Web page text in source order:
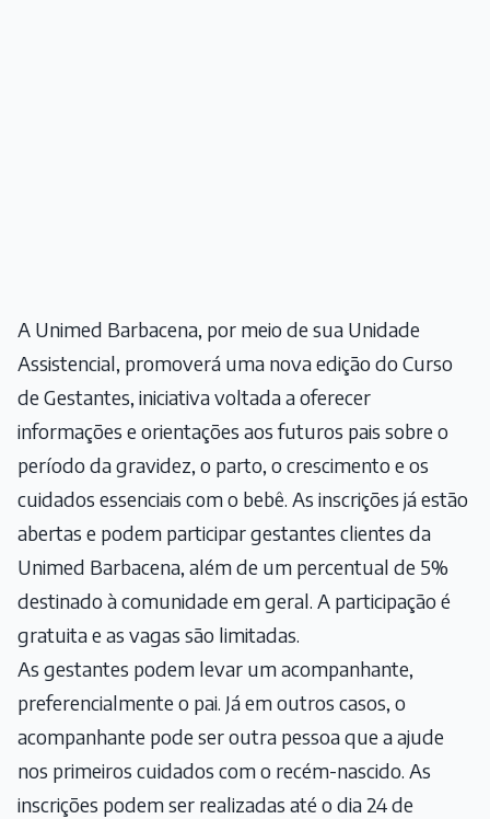
A Unimed Barbacena, por meio de sua Unidade
Assistencial, promoverá uma nova edição do Curso
de Gestantes, iniciativa voltada a oferecer
informações e orientações aos futuros pais sobre o
período da gravidez, o parto, o crescimento e os
cuidados essenciais com o bebê. As inscrições já estão
abertas e podem participar gestantes clientes da
Unimed Barbacena, além de um percentual de 5%
destinado à comunidade em geral. A participação é
gratuita e as vagas são limitadas.
As gestantes podem levar um acompanhante,
preferencialmente o pai. Já em outros casos, o
acompanhante pode ser outra pessoa que a ajude
nos primeiros cuidados com o recém-nascido. As
inscrições podem ser realizadas até o dia 24 de